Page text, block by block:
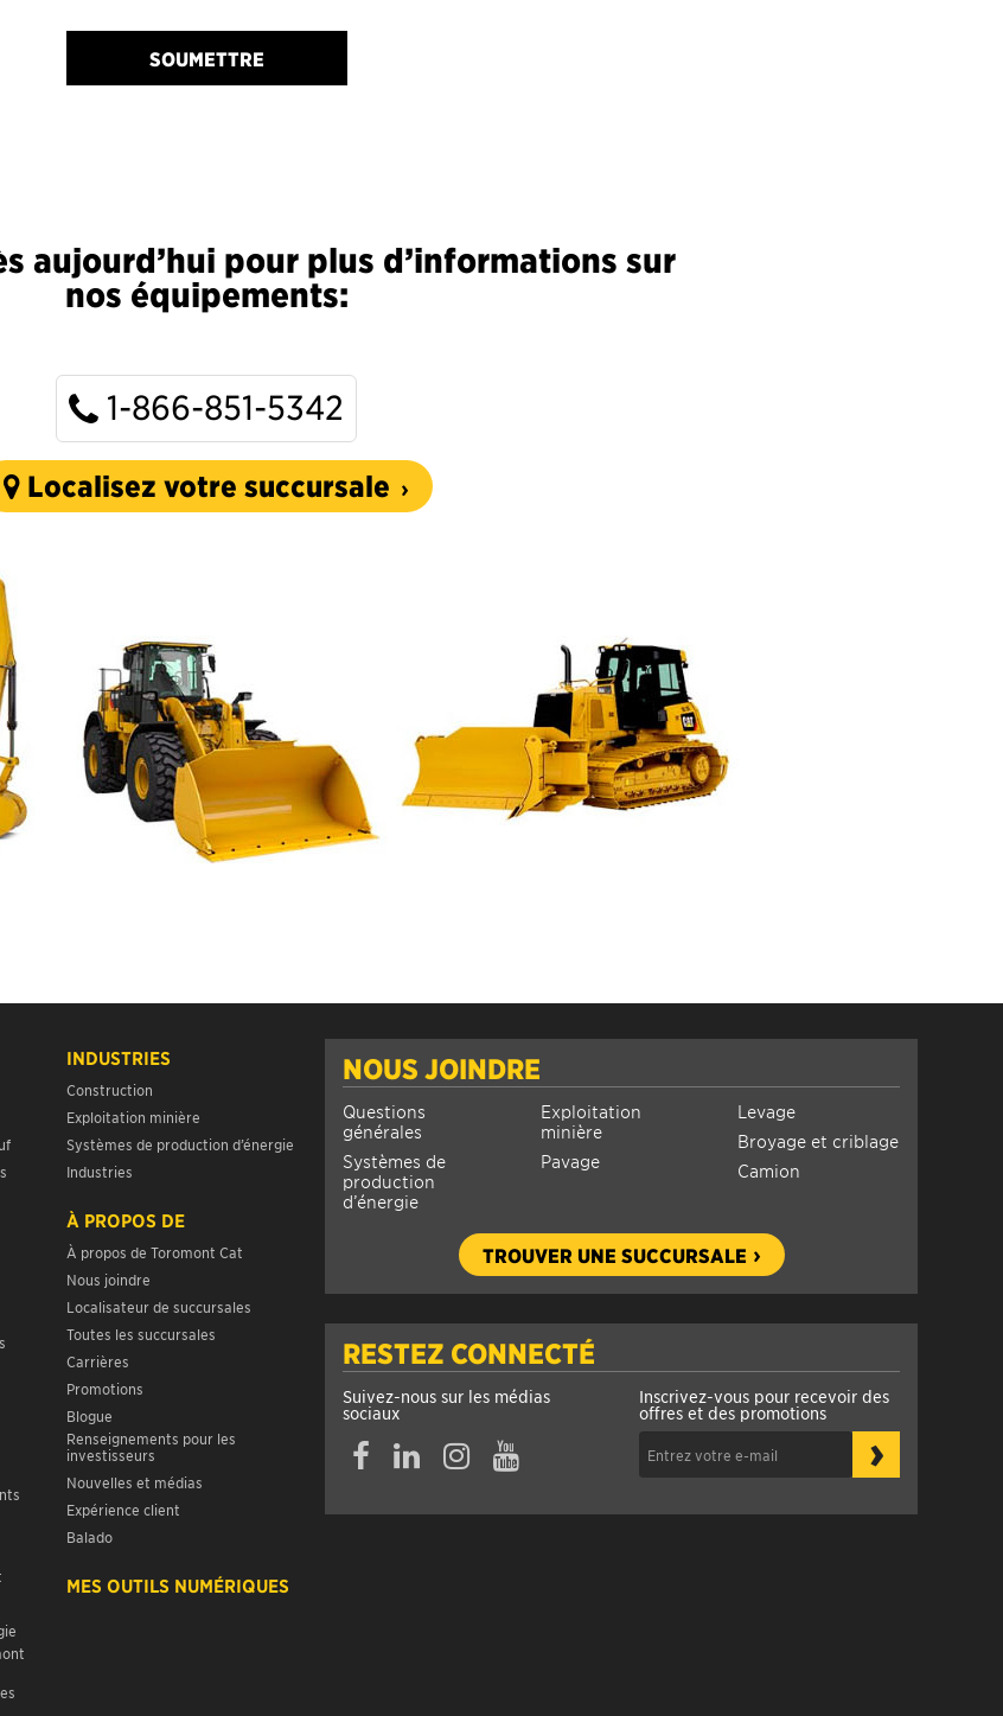
SOUMETTRE
aujourd’hui pour plus d’informations sur
nos équipements:
1-866-851-5342
Localisez votre succursale
NOUS JOINDRE
Questions
générales
Systèmes de
production
d’énergie
Exploitation
minière
Pavage
Levage
Broyage et criblage
Camion
TROUVER UNE SUCCURSALE
RESTEZ CONNECTÉ
Suivez-nous sur les médias
sociaux
Inscrivez-vous pour recevoir des
offres et des promotions
›
INDUSTRIES
Construction
Exploitation minière
Systèmes de production d’énergie
Industries
À PROPOS DE
À propos de Toromont Cat
Nous joindre
Localisateur de succursales
Toutes les succursales
Carrières
Promotions
Blogue
Renseignements pour les
investisseurs
Nouvelles et médias
Expérience client
Balado
MES OUTILS NUMÉRIQUES